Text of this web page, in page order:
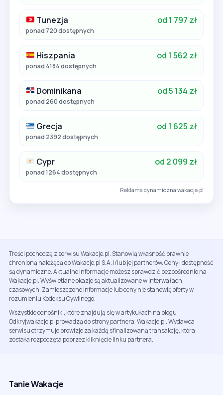
Tunezja od 1 797 zł
ponad 720 dostępnych
Hiszpania od 1 562 zł
ponad 4184 dostępnych
Dominikana od 5 134 zł
ponad 260 dostępnych
Grecja od 1 625 zł
ponad 2392 dostępnych
Cypr od 2 099 zł
ponad 1264 dostępnych
Reklama dynamiczna wakacje.pl
Treści pochodzą z serwisu Wakacje.pl. Stanowią własność prawnie
chronioną należącą do Wakacje.pl S.A. i/lub jej partnerów. Ceny i dostępność
są dynamiczne. Aktualne informacje możesz sprawdzić bezpośrednio na
Wakacje.pl. Wyświetlane okazje są aktualizowane w interwałach
czasowych. Zamieszczone informacje lub ceny nie stanowią oferty w
rozumieniu Kodeksu Cywilnego.
Wszystkie odnośniki, które znajdują się w artykułach na blogu
Odkryjwakacje.pl prowadzą do strony partnera: Wakacje.pl. Wydawca
serwisu otrzymuje prowizje za każdą sfinalizowaną transakcję, która
została rozpoczęta poprzez kliknięcie linku partnera.
Tanie Wakacje